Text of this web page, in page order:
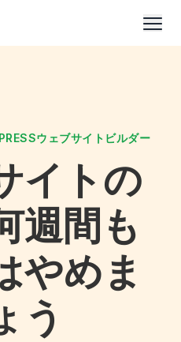
ウェブサイトビルダー
イトの
週間も
やめま
う